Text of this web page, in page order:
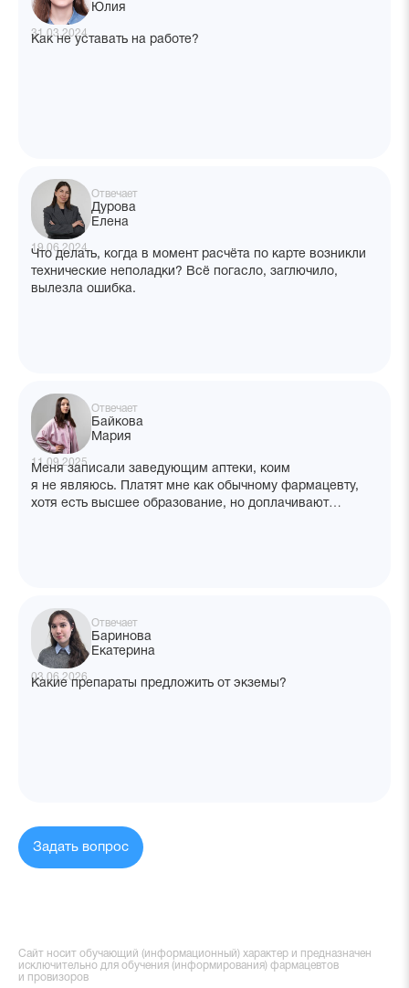
Юлия
31.03.2024
Как не уставать на работе?
Отвечает
Дурова
Елена
19.06.2024
Что делать, когда в момент расчёта по карте возникли
технические неполадки? Всё погасло, заглючило,
вылезла ошибка.
Отвечает
Байкова
Мария
11.09.2025
Меня записали заведующим аптеки, коим
я не являюсь. Платят мне как обычному фармацевту,
хотя есть высшее образование, но доплачивают
Отвечает
Баринова
Екатерина
03.06.2026
Какие препараты предложить от экземы?
Задать вопрос
Сайт носит обучающий (информационный) характер и предназначен
исключительно для обучения (информирования) фармацевтов
и провизоров